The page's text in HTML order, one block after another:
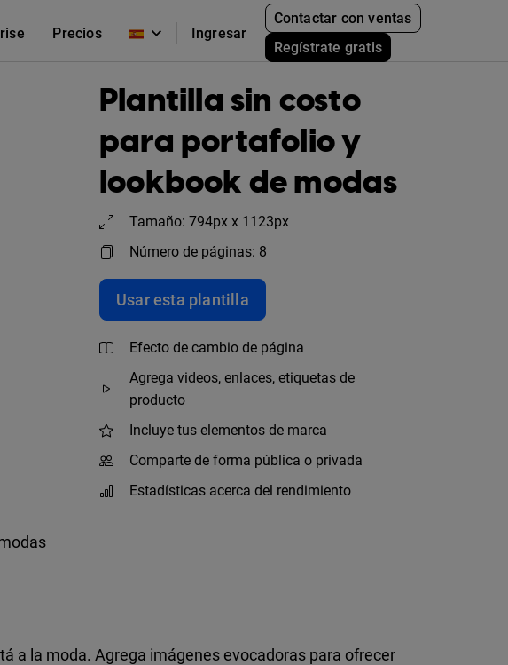
Precios Ingresar
Contactar con ventas
Regístrate gratis
Plantilla sin costo
para portafolio y
lookbook de modas
Tamaño: 794px x 1123px
Número de páginas: 8
Usar esta plantilla
Efecto de cambio de página
Agrega videos, enlaces, etiquetas de
producto
Incluye tus elementos de marca
Comparte de forma pública o privada
Estadísticas acerca del rendimiento
a la moda. Agrega imágenes evocadoras para ofrecer